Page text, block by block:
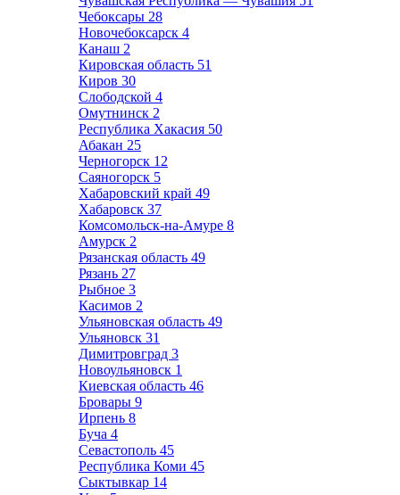
Чебоксары 28
Новочебоксарск 4
Канаш 2
Кировская область 51
Киров 30
Слободской 4
Омутнинск 2
Республика Хакасия 50
Абакан 25
Черногорск 12
Саяногорск 5
Хабаровский край 49
Хабаровск 37
Комсомольск-на-Амуре 8
Амурск 2
Рязанская область 49
Рязань 27
Рыбное 3
Касимов 2
Ульяновская область 49
Ульяновск 31
Димитровград 3
Новоульяновск 1
Киевская область 46
Бровары 9
Ирпень 8
Буча 4
Севастополь 45
Республика Коми 45
Сыктывкар 14